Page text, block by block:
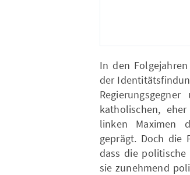
In den
der
katholischen,
linken Maximen
geprägt. Doch die
dass die politische
sie zunehmend